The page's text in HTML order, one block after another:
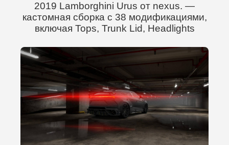
2019 Lamborghini Urus от nexus. —
кастомная сборка с 38 модификациями,
включая Tops, Trunk Lid, Headlights